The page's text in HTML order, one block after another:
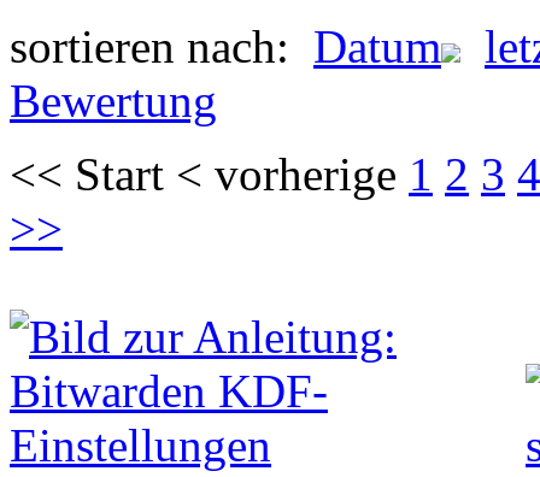
sortieren nach: Datum
Bewertung
<< Start < vorherige 1 2 3 4
>>